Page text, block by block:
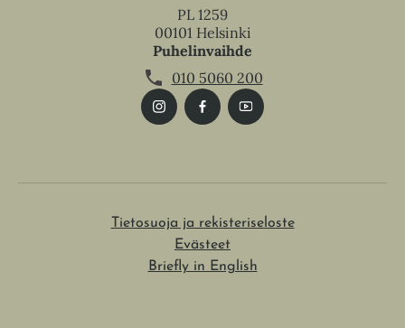
PL 1259
00101 Helsinki
Puhelinvaihde
010 5060 200
Tietosuoja ja rekisteriseloste
Evästeet
Briefly in English